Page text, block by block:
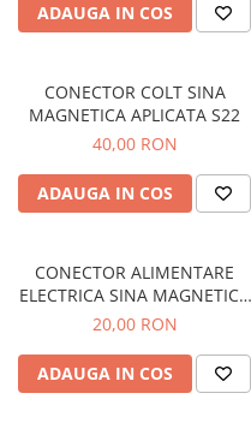
ADAUGA IN COS
CONECTOR COLT SINA
MAGNETICA APLICATA S22
40,00 RON
ADAUGA IN COS
CONECTOR ALIMENTARE
ELECTRICA SINA MAGNETICA
S22/R22
20,00 RON
ADAUGA IN COS